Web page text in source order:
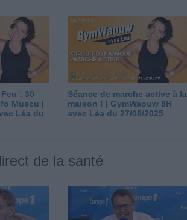
: 30
Muscu |
Léa du
Séance de marche active à la
maison ! | GymWaouw 8H
avec Léa du 27/08/2025
de la santé